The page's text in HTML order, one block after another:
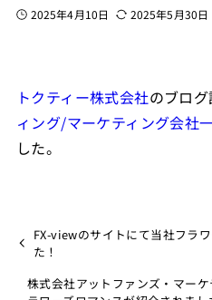
2025年4月10日 2025年5月30日
トクティー株式会社のブロ
ィング/マーケティング会社
した。
FX-viewのサイトにて当社フラ
た！
株式会社アットファンズ・マー